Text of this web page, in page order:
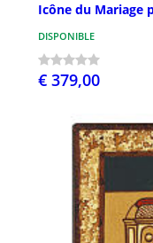
Icône du Mariage
DISPONIBLE
€ 379,00